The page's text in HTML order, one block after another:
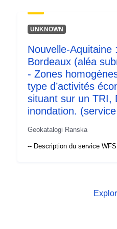
UNKNOWN
Nouvelle-Aquitaine
Bordeaux (aléa
- Zones
type d’activités
situant sur un TRI,
inondation.
Geokatalogi Ranska
-- Description du service